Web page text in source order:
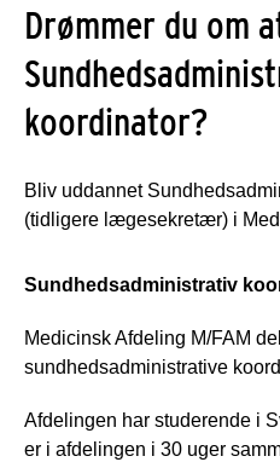
Drømmer du om
koordinator?
Bliv uddannet
(tidligere lægesekretær) i
Sundhedsadministrativ
Medicinsk Afdeling M/FAM
sundhedsadministrative
Afdelingen har studerende i
er i afdelingen i 30 uger